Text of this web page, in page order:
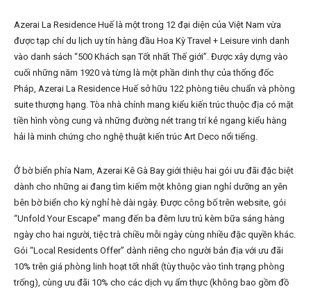
Azerai La Residence Huế là một trong 12 đại diện của Việt Nam vừa
được tạp chí du lịch uy tín hàng đầu Hoa Kỳ Travel + Leisure vinh danh
vào danh sách “500 Khách sạn Tốt nhất Thế giới”. Được xây dựng vào
cuối những năm 1920 và từng là một phần dinh thự của thống đốc
Pháp, Azerai La Residence Huế sở hữu 122 phòng tiêu chuẩn và phòng
suite thượng hạng. Tòa nhà chính mang kiểu kiến trúc thuộc địa có mặt
tiền hình vòng cung và những đường nét trang trí kẻ ngang kiểu hàng
hải là minh chứng cho nghệ thuật kiến trúc Art Deco nổi tiếng.
Ở bờ biển phía Nam, Azerai Kê Gà Bay giới thiệu hai gói ưu đãi đặc biệt
dành cho những ai đang tìm kiếm một không gian nghỉ dưỡng an yên
bên bờ biển cho kỳ nghỉ hè dài ngày. Được công bố trên website, gói
“Unfold Your Escape” mang đến ba đêm lưu trú kèm bữa sáng hàng
ngày cho hai người, tiệc trà chiều mỗi ngày cùng nhiều đặc quyền khác.
Gói “Local Residents Offer” dành riêng cho người bản địa với ưu đãi
10% trên giá phòng linh hoạt tốt nhất (tùy thuộc vào tình trạng phòng
trống), cùng ưu đãi 10% cho các dịch vụ ẩm thực (không bao gồm đồ